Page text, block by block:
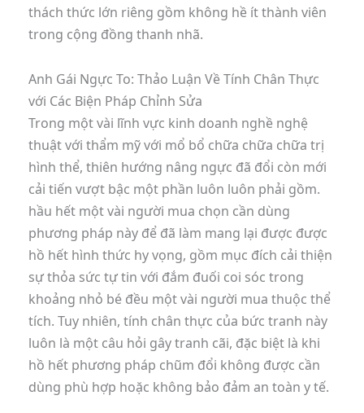
thách thức lớn riêng gồm không hề ít thành viên
trong cộng đồng thanh nhã.
Anh Gái Ngực To: Thảo Luận Về Tính Chân Thực
với Các Biện Pháp Chỉnh Sửa
Trong một vài lĩnh vực kinh doanh nghề nghệ
thuật với thẩm mỹ với mổ bổ chữa chữa chữa trị
hình thể, thiên hướng nâng ngực đã đổi còn mới
cải tiến vượt bậc một phần luôn luôn phải gồm.
hầu hết một vài người mua chọn cần dùng
phương pháp này để đã làm mang lại được được
hồ hết hình thức hy vọng, gồm mục đích cải thiện
sự thỏa sức tự tin với đắm đuối coi sóc trong
khoảng nhỏ bé đều một vài người mua thuộc thể
tích. Tuy nhiên, tính chân thực của bức tranh này
luôn là một câu hỏi gây tranh cãi, đặc biệt là khi
hồ hết phương pháp chũm đổi không được cần
dùng phù hợp hoặc không bảo đảm an toàn y tế.